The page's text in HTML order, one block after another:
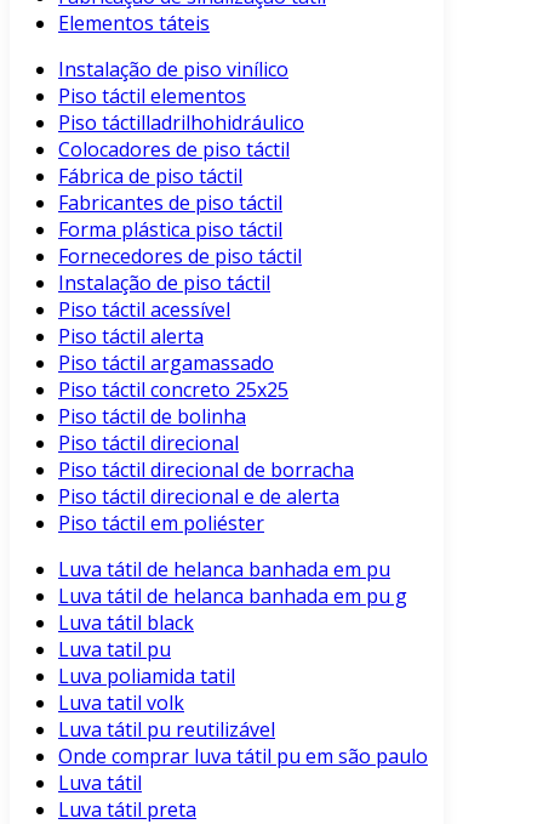
Elementos táteis
Instalação de piso vinílico
Piso táctil elementos
Piso táctilladrilhohidráulico
Colocadores de piso táctil
Fábrica de piso táctil
Fabricantes de piso táctil
Forma plástica piso táctil
Fornecedores de piso táctil
Instalação de piso táctil
Piso táctil acessível
Piso táctil alerta
Piso táctil argamassado
Piso táctil concreto 25x25
Piso táctil de bolinha
Piso táctil direcional
Piso táctil direcional de borracha
Piso táctil direcional e de alerta
Piso táctil em poliéster
Luva tátil de helanca banhada em pu
Luva tátil de helanca banhada em pu g
Luva tátil black
Luva tatil pu
Luva poliamida tatil
Luva tatil volk
Luva tátil pu reutilizável
Onde comprar luva tátil pu em são paulo
Luva tátil
Luva tátil preta